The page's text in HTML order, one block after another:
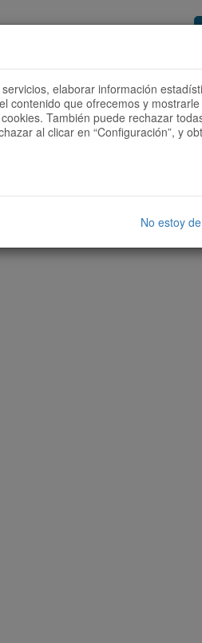
ser colaborador?
elaborar información
contenido que ofrecemos y
También puede rechazar
al clicar en “Configuración”, y
No estoy